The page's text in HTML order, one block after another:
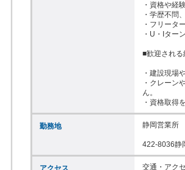
・資格や経
・学歴不問
・フリータ
・U・Iター
■歓迎される
・建設現場
・クレーン
ん。
・資格取得
勤務地 静岡営業所
422-8036静
アクセス 交通・アク